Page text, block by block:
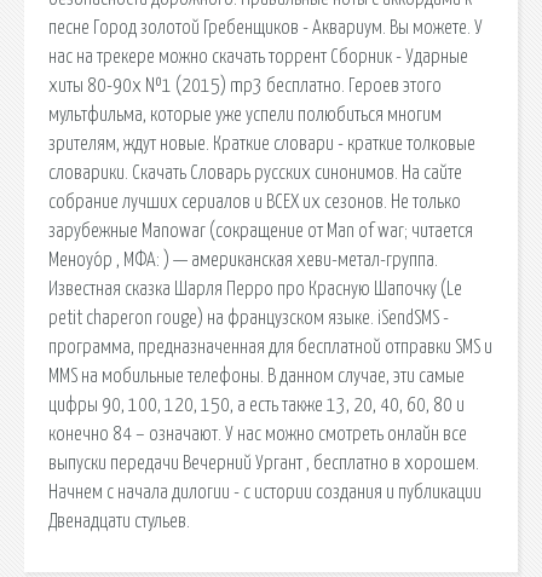
песне Город золотой Гребенщиков - Аквариум. Вы можете. У
нас на трекере можно скачать торрент Сборник - Ударные
хиты 80-90х №1 (2015) mp3 бесплатно. Героев этого
мультфильма, которые уже успели полюбиться многим
зрителям, ждут новые. Краткие словари - краткие толковые
словарики. Скачать Словарь русских синонимов. На сайте
собрание лучших сериалов и ВСЕХ их сезонов. Не только
зарубежные Manowar (сокращение от Man of war; читается
Меноуо́р , МФА: ) — американская хеви-метал-группа.
Известная сказка Шарля Перро про Красную Шапочку (Le
petit chaperon rouge) на французском языке. iSendSMS -
программа, предназначенная для бесплатной отправки SMS и
MMS на мобильные телефоны. В данном случае, эти самые
цифры 90, 100, 120, 150, а есть также 13, 20, 40, 60, 80 и
конечно 84 – означают. У нас можно смотреть онлайн все
выпуски передачи Вечерний Ургант , бесплатно в хорошем.
Начнем с начала дилогии - с истории создания и публикации
Двенадцати стульев.